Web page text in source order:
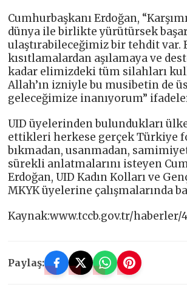
Cumhurbaşkanı Erdoğan,
dünya ile birlikte yürütürsek
ulaştırabileceğimiz bir tehdit var.
kısıtlamalardan aşılamaya ve
kadar elimizdeki tüm silahları
Allah’ın izniyle bu musibetin de
geleceğimize inanıyorum”
UID üyelerinden bulundukları
ettikleri herkese gerçek Türkiye
bıkmadan, usanmadan,
sürekli anlatmalarını isteyen
Erdoğan, UID Kadın Kolları ve
MKYK üyelerine çalışmalarında
Kaynak:www.tccb.gov.tr/haberler/
Paylaş: